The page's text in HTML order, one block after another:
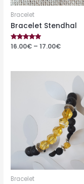
Bracelet
Bracelet Stendhal
Rated
5.00
16.00€ –17.00€
Bracelet